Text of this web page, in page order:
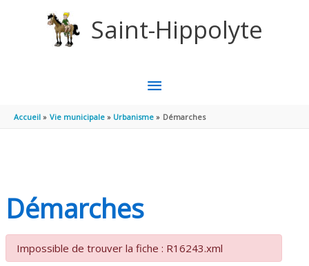
Saint-Hippolyte
MENU
PRINCIPAL
Accueil Vie municipale Urbanisme Démarches
Démarches
Impossible de trouver la fiche : R16243.xml